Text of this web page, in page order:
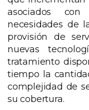
asociados
necesidades de
provisión de
nuevas
tratamiento
tiempo la
complejidad de
su cobertura.